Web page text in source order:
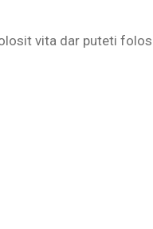
vita dar puteti